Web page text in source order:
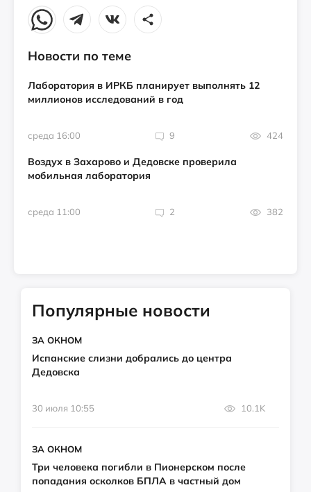
Новости по теме
Лаборатория в ИРКБ планирует выполнять 12
миллионов исследований в год
среда 16:00 9 424
Воздух в Захарово и Дедовске проверила
мобильная лаборатория
среда 11:00 2 382
Популярные новости
ЗА ОКНОМ
Испанские слизни добрались до центра
Дедовска
30 июля 10:55 10.1K
ЗА ОКНОМ
Три человека погибли в Пионерском после
попадания осколков БПЛА в частный дом